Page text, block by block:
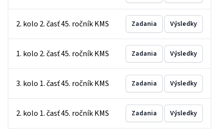
2. kolo 2. časť 45. ročník KMS Zadania Výsledky
1. kolo 2. časť 45. ročník KMS Zadania Výsledky
3. kolo 1. časť 45. ročník KMS Zadania Výsledky
2. kolo 1. časť 45. ročník KMS Zadania Výsledky